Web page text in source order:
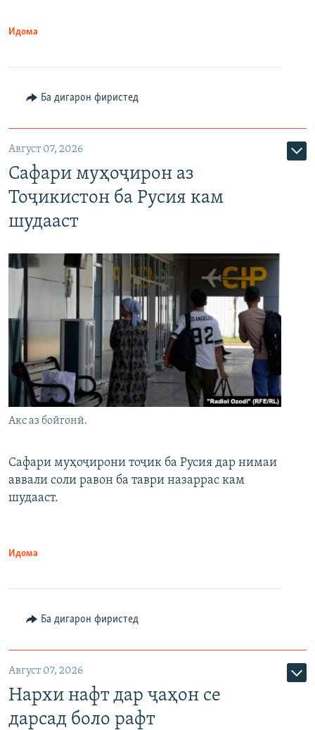
Идома
Ба дигарон фиристед
Август 07, 2026
Сафари муҳоҷирон аз
Тоҷикистон ба Русия кам
шудааст
Акс аз бойгонӣ.
Сафари муҳоҷирони тоҷик ба Русия дар нимаи
аввали соли равон ба таври назаррас кам
шудааст.
Идома
Ба дигарон фиристед
Август 07, 2026
Нархи нафт дар ҷаҳон се
дарсад боло рафт